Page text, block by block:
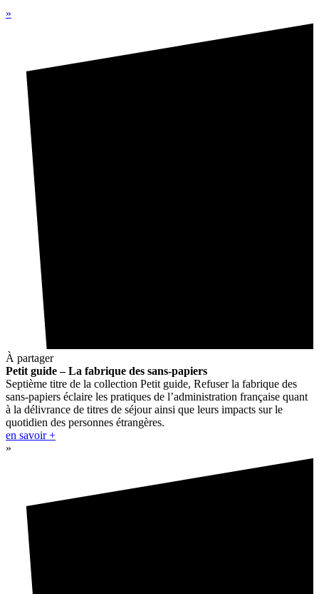
»
À partager
Petit guide – La fabrique des sans-papiers
Septième titre de la collection Petit guide, Refuser la fabrique des
sans-papiers éclaire les pratiques de l’administration française quant
à la délivrance de titres de séjour ainsi que leurs impacts sur le
quotidien des personnes étrangères.
en savoir +
»